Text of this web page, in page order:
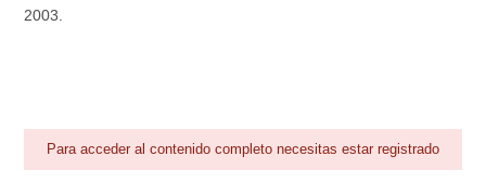
2003.
Para acceder al contenido completo necesitas estar registrado